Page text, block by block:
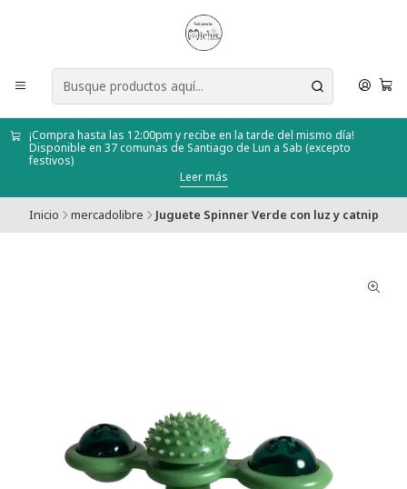
¡Compra hasta las 12:00pm y recibe en la tarde del mismo día!
Disponible en 37 comunas de Santiago de Lun a Sab (excepto
festivos)
Leer más
Inicio mercadolibre Juguete Spinner Verde con luz y catnip